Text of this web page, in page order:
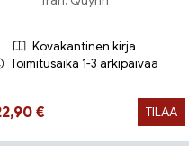
Kovakantinen kirja
Toimitusaika 1-3 arkipäivää
nyt
€ TILAA